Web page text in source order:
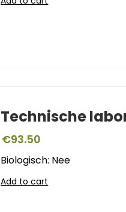
Technische
€93.50
Biologisch: Nee
Add to cart